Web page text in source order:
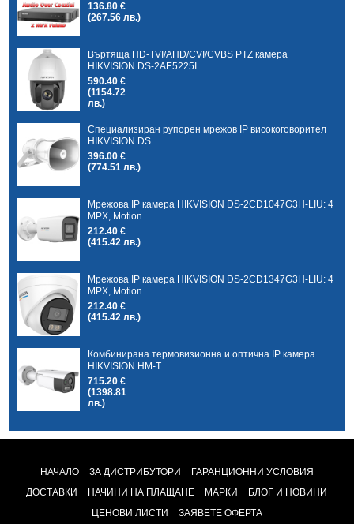
136.80 €
(267.56 лв.)
Въртяща HD-TVI/AHD/CVI/CVBS PTZ камера
HIKVISION DS-2AE5225I...
590.40 €
(1154.72
лв.)
Специализиран рупорен мрежов IP високоговорител
HIKVISION DS...
396.00 €
(774.51 лв.)
Мрежова IP камера HIKVISION DS-2CD1047G3H-LIU: 4
MPX, Motion...
212.40 €
(415.42 лв.)
Мрежова IP камера HIKVISION DS-2CD1347G3H-LIU: 4
MPX, Motion...
212.40 €
(415.42 лв.)
Комбинирана термовизионна и оптична IP камера
HIKVISION HM-T...
715.20 €
(1398.81
лв.)
НАЧАЛО ЗА ДИСТРИБУТОРИ
ГАРАНЦИОННИ УСЛОВИЯ
ДОСТАВКИ
НАЧИНИ НА ПЛАЩАНЕ МАРКИ
БЛОГ И НОВИНИ
ЦЕНОВИ ЛИСТИ
ЗАЯВЕТЕ ОФЕРТА